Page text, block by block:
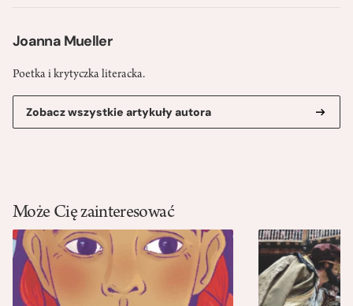
Joanna Mueller
Poetka i krytyczka literacka.
Zobacz wszystkie artykuły autora
Może Cię zainteresować